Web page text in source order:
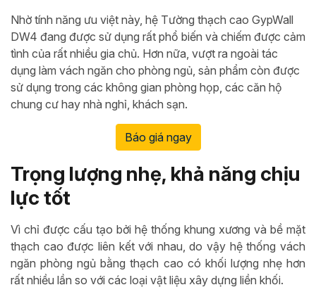
Nhờ tính năng ưu việt này, hệ Tường thạch cao GypWall
DW4 đang được sử dụng rất phổ biến và chiếm được cảm
tình của rất nhiều gia chủ. Hơn nữa, vượt ra ngoài tác
dụng làm vách ngăn cho phòng ngủ, sản phẩm còn được
sử dụng trong các không gian phòng họp, các căn hộ
chung cư hay nhà nghỉ, khách sạn.
Báo giá ngay
Trọng lượng nhẹ, khả năng chịu
lực tốt
Vì chỉ được cấu tạo bởi hệ thống khung xương và bề mặt
thạch cao được liên kết với nhau, do vậy hệ thống vách
ngăn phòng ngủ bằng thạch cao có khối lượng nhẹ hơn
rất nhiều lần so với các loại vật liệu xây dựng liền khối.